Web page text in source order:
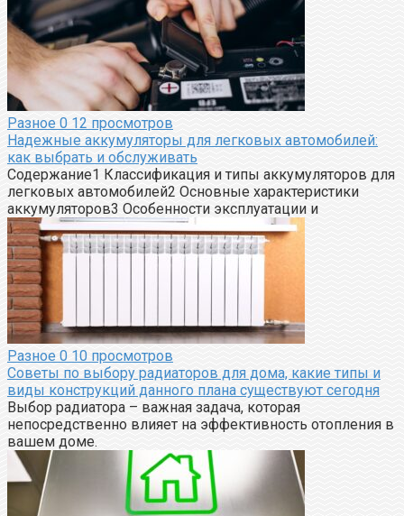
Разное 0 12 просмотров
Надежные аккумуляторы для легковых автомобилей:
как выбрать и обслуживать
Содержание1 Классификация и типы аккумуляторов для
легковых автомобилей2 Основные характеристики
аккумуляторов3 Особенности эксплуатации и
Разное 0 10 просмотров
Советы по выбору радиаторов для дома, какие типы и
виды конструкций данного плана существуют сегодня
Выбор радиатора – важная задача, которая
непосредственно влияет на эффективность отопления в
вашем доме.